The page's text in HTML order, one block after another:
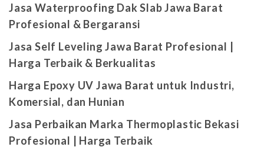
Jasa Waterproofing Dak Slab Jawa Barat
Profesional & Bergaransi
Jasa Self Leveling Jawa Barat Profesional |
Harga Terbaik & Berkualitas
Harga Epoxy UV Jawa Barat untuk Industri,
Komersial, dan Hunian
Jasa Perbaikan Marka Thermoplastic Bekasi
Profesional | Harga Terbaik